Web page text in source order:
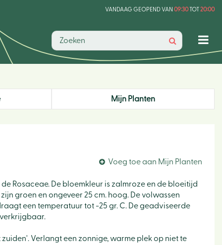
VANDAAG GEOPEND VAN 09:30TOT20:00
Mijn Planten
Voeg toe aan Mijn Planten
Rosaceae. De bloemkleur is zalmroze en de bloeitijd
groen en ongeveer 25 cm. hoog. De volwassen
een temperatuur tot -25 gr. C. De geadviseerde
verkrijgbaar.
Verlangt een zonnige, warme plek op niet te